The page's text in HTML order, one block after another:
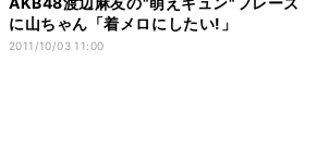
に山ちゃん「着メロにしたい!」
2011/10/03 11:00